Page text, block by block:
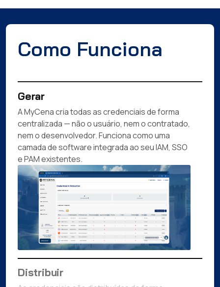
Como Funciona
Gerar
A MyCena cria todas as credenciais de forma
centralizada — não o usuário, nem o contratado,
nem o desenvolvedor. Funciona como uma
camada de software integrada ao seu IAM, SSO
e PAM existentes.
Distribuir